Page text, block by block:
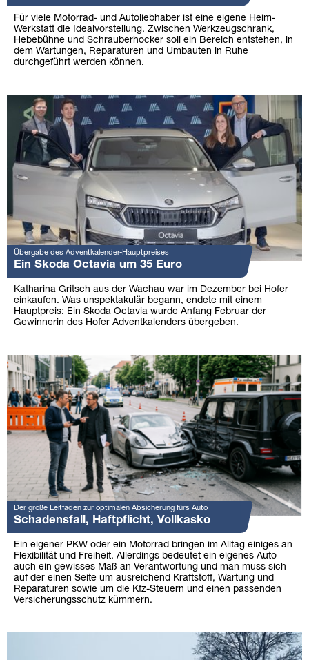
Für viele Motorrad- und Autoliebhaber ist eine eigene Heim-
Werkstatt die Idealvorstellung. Zwischen Werkzeugschrank,
Hebebühne und Schrauberhocker soll ein Bereich entstehen, in
dem Wartungen, Reparaturen und Umbauten in Ruhe
durchgeführt werden können.
Übergabe des Adventkalender-Hauptpreises
Ein Skoda Octavia um 35 Euro
Katharina Gritsch aus der Wachau war im Dezember bei Hofer
einkaufen. Was unspektakulär begann, endete mit einem
Hauptpreis: Ein Skoda Octavia wurde Anfang Februar der
Gewinnerin des Hofer Adventkalenders übergeben.
Der große Leitfaden zur optimalen Absicherung fürs Auto
Schadensfall, Haftpflicht, Vollkasko
Ein eigener PKW oder ein Motorrad bringen im Alltag einiges an
Flexibilität und Freiheit. Allerdings bedeutet ein eigenes Auto
auch ein gewisses Maß an Verantwortung und man muss sich
auf der einen Seite um ausreichend Kraftstoff, Wartung und
Reparaturen sowie um die Kfz-Steuern und einen passenden
Versicherungsschutz kümmern.